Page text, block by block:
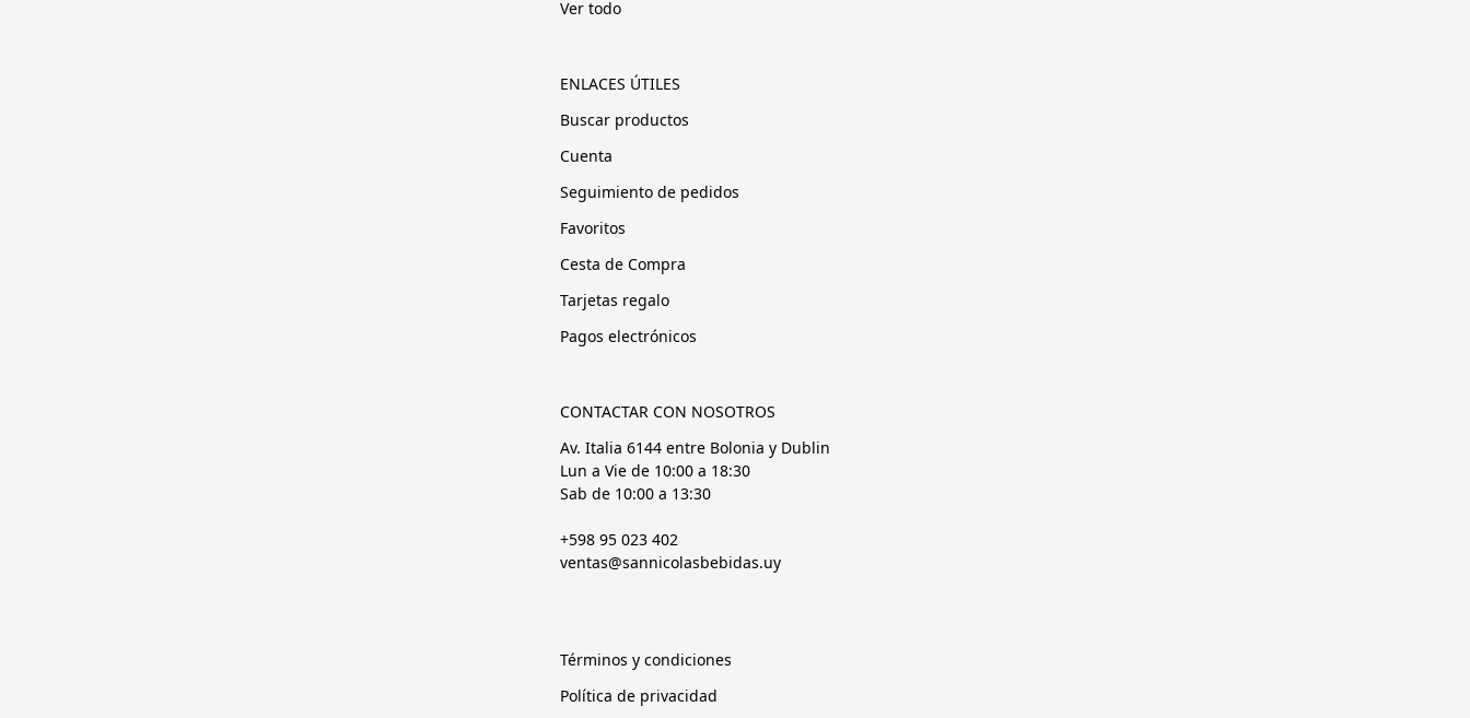
Ver todo
ENLACES ÚTILES
Buscar productos
Cuenta
Seguimiento de pedidos
Favoritos
Cesta de Compra
Tarjetas regalo
Pagos electrónicos
CONTACTAR CON NOSOTROS
Av. Italia 6144 entre Bolonia y Dublin
Lun a Vie de 10:00 a 18:30
Sab de 10:00 a 13:30
+598 95 023 402
ventas@sannicolasbebidas.uy
Términos y condiciones
Política de privacidad